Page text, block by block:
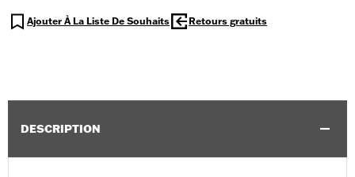
Ajouter À La Liste De Souhaits Retours gratuits
DESCRIPTION